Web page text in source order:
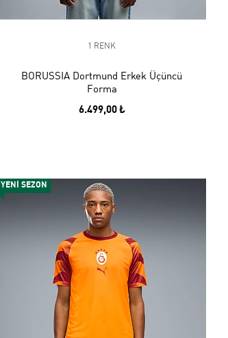
1 RENK
BORUSSIA Dortmund Erkek Üçüncü
Forma
6.499,00 ₺
YENİ SEZON